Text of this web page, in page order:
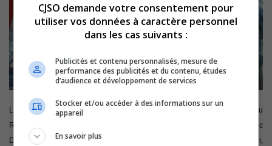
Le 27 février 2015, dans le cadre d’À Deux C’est Mieux en direct du
Restaurant La Boufftifaill (293, Boulevard Fiset) à Sorel-Tracy, Luc
Denoncourt recevait Patrick Bourgeois. Il nous a parlé du plus récent album,
CJSO demande votre consentement pour
utiliser vos données à caractère personnel
dans les cas suivants :
Publicités et contenu personnalisés, mesure de
performance des publicités et du contenu, études
d’audience et développement de services
Stocker et/ou accéder à des informations sur un
appareil
En savoir plus